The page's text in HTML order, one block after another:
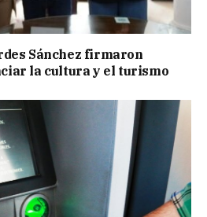
Sánchez firmaron
la cultura y el turismo